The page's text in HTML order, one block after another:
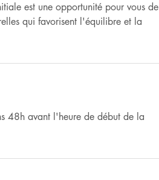
est une opportunité pour vous de
qui favorisent l'équilibre et la
48h avant l'heure de début de la